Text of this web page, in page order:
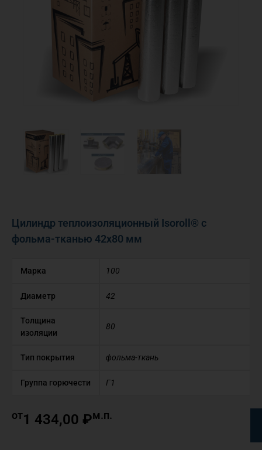
Цилиндр теплоизоляционный Isoroll® с
фольма-тканью 42х80 мм
Марка 100
Диаметр 42
Толщина
изоляции
80
Тип покрытия фольма-ткань
Группа горючести Г1
от1 434,00 ₽м.п.